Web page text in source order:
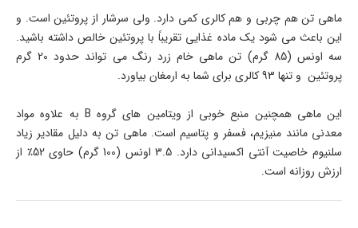
ماهی تن هم چربی و هم کالری کمی دارد. ولی سرشار از پروتئین است. و
این باعث می شود یک ماده غذایی تقریباً با پروتئین خالص داشته باشید.
سه اونس (85 گرم) تن ماهی خام زرد رنگ می تواند حدود 20 گرم
پروتئین و تنها 93 کالری برای شما به ارمغان بیاورد.
این ماهی همچنین منبع خوبی از ویتامین های گروه B به علاوه مواد
معدنی مانند منیزیم، فسفر و پتاسیم است. ماهی تن به دلیل مقادیر زیاد
سلنیوم خاصیت آنتی اکسیدانی دارد. 3.5 اونس (100 گرم) حاوی 52٪ از
ارزش روزانه است.